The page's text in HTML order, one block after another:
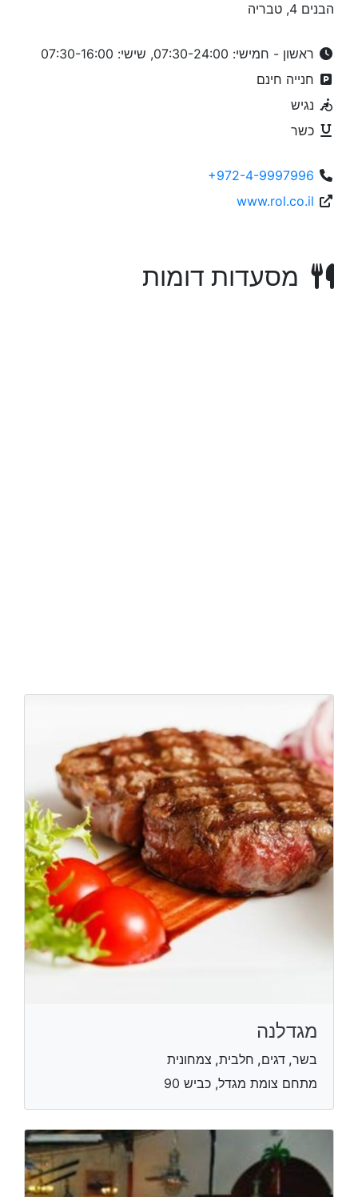
הבנים 4, טבריה
ראשון - חמישי: 07:30-24:00, שישי: 07:30-16:00
חנייה חינם
נגיש
כשר
+972-4-9997996
www.rol.co.il
מסעדות דומות
מגדלנה
בשר, דגים, חלבית, צמחונית
מתחם צומת מגדל, כביש 90